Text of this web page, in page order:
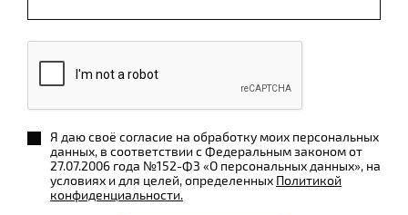
Я даю своё согласие на обработку моих персональных
данных, в соответствии с Федеральным законом от
27.07.2006 года №152-ФЗ «О персональных данных», на
условиях и для целей, определенных Политикой
конфиденциальности.